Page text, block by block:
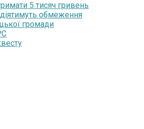
5 тисяч гривень
обмеження
громади